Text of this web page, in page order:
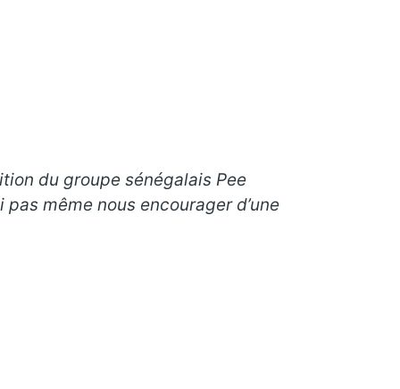
du groupe sénégalais Pee
même nous encourager d’une